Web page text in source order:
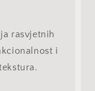
rasvjetnih
i